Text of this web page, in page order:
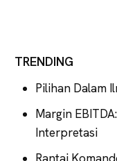
TRENDING
Pilihan Dalam
Margin
Interpretasi